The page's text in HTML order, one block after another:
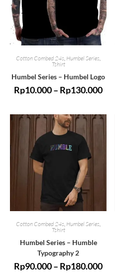
Cotton Combed 24s, Humbel Series,
Tshirt
Humbel Series – Humbel Logo
Rp10.000– Rp130.000
Cotton Combed 24s, Humbel Series,
Tshirt
Humbel Series – Humble
Typography 2
Rp90.000– Rp180.000